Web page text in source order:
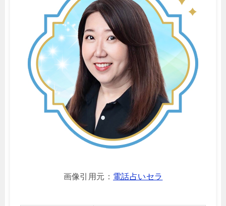
画像引用元： 電話占いセラ